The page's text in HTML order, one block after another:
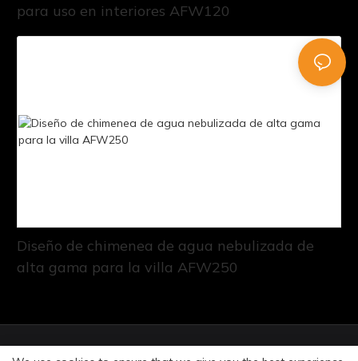
para uso en interiores AFW120
Diseño de chimenea de agua nebulizada de
alta gama para la villa AFW250